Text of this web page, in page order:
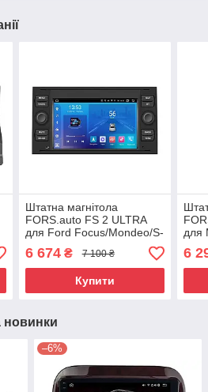
Штатна магнітола
FORS.auto FS 2 ULTRA
для Ford Focus/Mondeo/S-
Max/C-
Max/Kuga/Fiesta/Fusion
(2+32Gb, 7",
6 674₴ 7 100 ₴
Купити
для
6
новинки
–6%